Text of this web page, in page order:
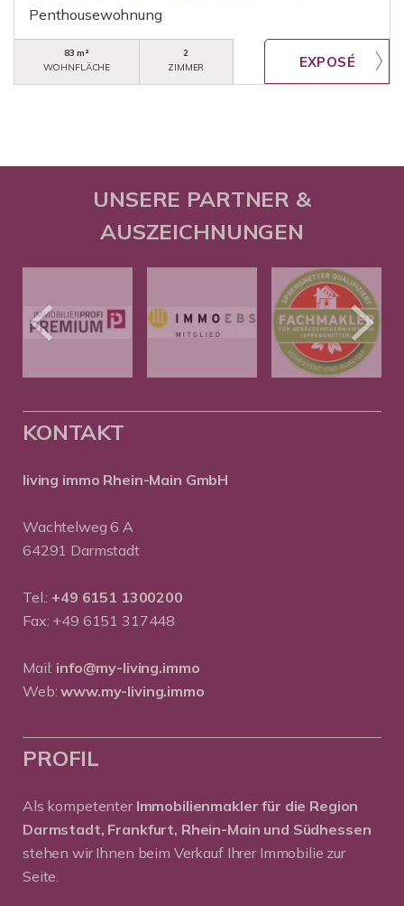
Penthousewohnung
83 m²
WOHNFLÄCHE
2
ZIMMER
UNSERE PARTNER &
AUSZEICHNUNGEN
KONTAKT
living immo Rhein-Main GmbH
Wachtelweg 6 A
64291 Darmstadt
Tel.: +49 6151 1300200
Fax: +49 6151 317448
Mail: info@my-living.immo
Web:www.my-living.immo
PROFIL
Als kompetenter Immobilienmakler für die Region
Darmstadt, Frankfurt, Rhein-Main und Südhessen
stehen wir Ihnen beim Verkauf Ihrer Immobilie zur
Seite.